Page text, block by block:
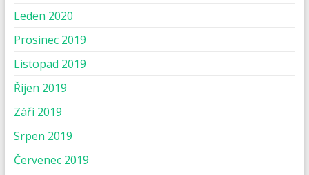
Leden 2020
Prosinec 2019
Listopad 2019
Říjen 2019
Září 2019
Srpen 2019
Červenec 2019